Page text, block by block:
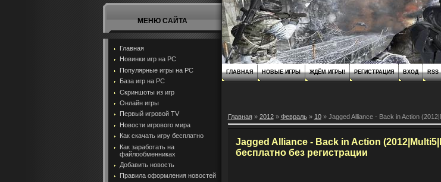
МЕНЮ САЙТА
Главная
Новинки игр на PC
Популярные игры на PC
База игр на РС
Скриншоты из игр
Онлайн игры
Первый игровой TV
Новости игрового мира
Как скачать игру бесплатно
Как заработать на
файлообменниках
Добавить новость
Правила оформления новостей
ГЛАВНАЯ НОВЫЕ ИГРЫ ЖДЁМ ИГРЫ! РЕГИСТРАЦИЯ ВХОД RSS
Главная» 2012 » Февраль » 10» Jagged Alliance - Back in Action
Jagged Alliance - Back in Action
бесплатно без регистрации